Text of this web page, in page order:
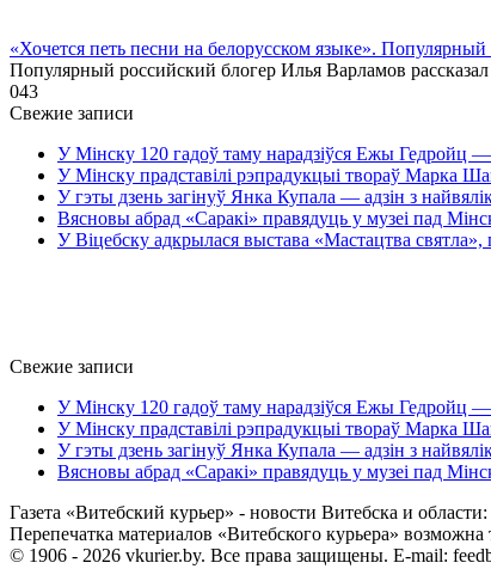
«Хочется петь песни на белорусском языке».
Популярный российский блогер Илья Варламов рассказал
043
Свежие записи
У Мінску 120 гадоў таму нарадзіўся Ежы Гедройц —
У Мінску прадставілі рэпрадукцыі твораў Марка
У гэты дзень загінуў Янка Купала — адзін з
Вясновы абрад «Саракі» правядуць у музеі пад
У Віцебску адкрылася выстава «Мастацтва
Свежие записи
У Мінску 120 гадоў таму нарадзіўся Ежы Гедройц —
У Мінску прадставілі рэпрадукцыі твораў Марка
У гэты дзень загінуў Янка Купала — адзін з
Вясновы абрад «Саракі» правядуць у музеі пад
Газета «Витебский курьер» - новости Витебска и
Перепечатка материалов «Витебского курьера»
© 1906 - 2026 vkurier.by. Все права защищены. E-mail: